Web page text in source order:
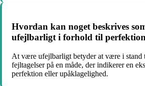
Hvordan kan noget beskrives
ufejlbarligt i forhold til
At være ufejlbarligt betyder at være i stand
fejltagelser på en måde, der indikerer en
perfektion eller upåklagelighed.